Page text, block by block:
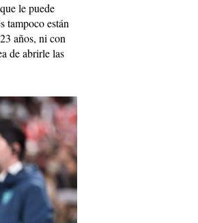
le puede
tampoco están
años, ni con
de abrirle las